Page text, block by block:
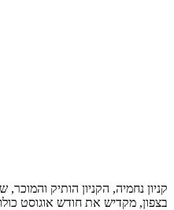
קניון נחמיה, הקניון הותיק
בצפון, מקדיש את חודש אוגוסט